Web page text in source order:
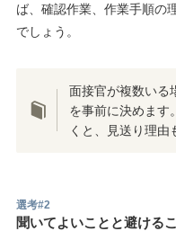
ば、確認作業、作業手順の
でしょう。
面接官が複数いる
を事前に決めます
くと、見送り理由
選考#2
聞いてよいことと避ける